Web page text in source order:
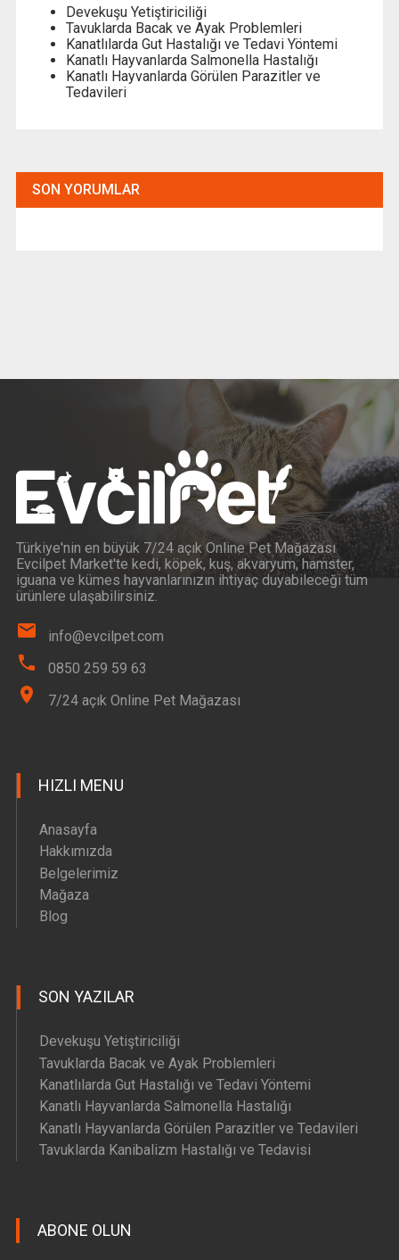
Devekuşu Yetiştiriciliği
Tavuklarda Bacak ve Ayak Problemleri
Kanatlılarda Gut Hastalığı ve Tedavi Yöntemi
Kanatlı Hayvanlarda Salmonella Hastalığı
Kanatlı Hayvanlarda Görülen Parazitler ve
Tedavileri
SON YORUMLAR
Türkiye'nin en büyük 7/24 açık Online Pet Mağazası
Evcilpet Market'te kedi, köpek, kuş, akvaryum, hamster,
iguana ve kümes hayvanlarınızın ihtiyaç duyabileceği tüm
ürünlere ulaşabilirsiniz.
info@evcilpet.com
0850 259 59 63
7/24 açık Online Pet Mağazası
HIZLI MENU
Anasayfa
Hakkımızda
Belgelerimiz
Mağaza
Blog
SON YAZILAR
Devekuşu Yetiştiriciliği
Tavuklarda Bacak ve Ayak Problemleri
Kanatlılarda Gut Hastalığı ve Tedavi Yöntemi
Kanatlı Hayvanlarda Salmonella Hastalığı
Kanatlı Hayvanlarda Görülen Parazitler ve Tedavileri
Tavuklarda Kanibalizm Hastalığı ve Tedavisi
ABONE OLUN